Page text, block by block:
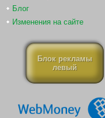
Блог
Изменения на сайте
Блок рекламы
левый